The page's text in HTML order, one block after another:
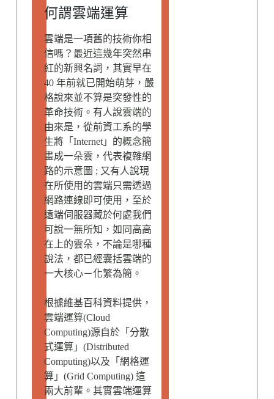
何謂雲端運算
雲端是一項舊的技術你相
信嗎？最近這幾年突然串
紅的新興名詞，其實早在
40 年前就已開始萌芽，嚴
格說來並不算是突發性的
革命技術。有人說雲端的
由來是，從前資工系的學
生將「Internet」的概念簡
畫成一朵雲，代表複雜網
路的示意圖 ; 又有人說現
在所使用的雲端只需透過
網路連線即可使用，至於
遠端伺服器藏於何處我們
可說一無所知，如同高高
在上的雲朵，不論是哪種
說法，都已經囊括雲端的
一大核心－化繁為簡。
根據維基百科資料提供，
雲端運算(Cloud
Computing)源自於「分散
式運算」(Distributed
Computing)以及「網格運
算」(Grid Computing) 這
兩大前輩。其實雲端運算